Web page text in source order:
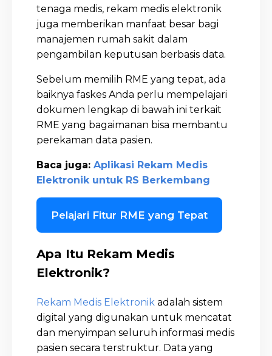
tenaga medis, rekam medis elektronik
juga memberikan manfaat besar bagi
manajemen rumah sakit dalam
pengambilan keputusan berbasis data.
Sebelum memilih RME yang tepat, ada
baiknya faskes Anda perlu mempelajari
dokumen lengkap di bawah ini terkait
RME yang bagaimanan bisa membantu
perekaman data pasien.
Baca juga: Aplikasi Rekam Medis
Elektronik untuk RS Berkembang
Pelajari Fitur RME yang Tepat
Apa Itu Rekam Medis
Elektronik?
Rekam Medis Elektronik adalah sistem
digital yang digunakan untuk mencatat
dan menyimpan seluruh informasi medis
pasien secara terstruktur. Data yang